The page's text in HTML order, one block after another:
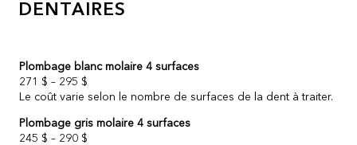
DENTAIRES
Plombage blanc molaire 4 surfaces
271 $ – 295 $
Le coût varie selon le nombre de surfaces de la dent à traiter.
Plombage gris molaire 4 surfaces
245 $ – 290 $